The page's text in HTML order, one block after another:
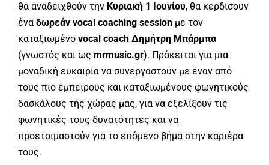
θα αναδειχθούν την Κυριακή 1 Ιουνίου, θα κερδίσουν
ένα δωρεάν vocal coaching session με τον
καταξιωμένο vocal coach Δημήτρη Μπάρμπα
(γνωστός και ως mrmusic.gr). Πρόκειται για μια
μοναδική ευκαιρία να συνεργαστούν με έναν από
τους πιο έμπειρους και καταξιωμένους φωνητικούς
δασκάλους της χώρας μας, για να εξελίξουν τις
φωνητικές τους δυνατότητες και να
προετοιμαστούν για το επόμενο βήμα στην καριέρα
τους.